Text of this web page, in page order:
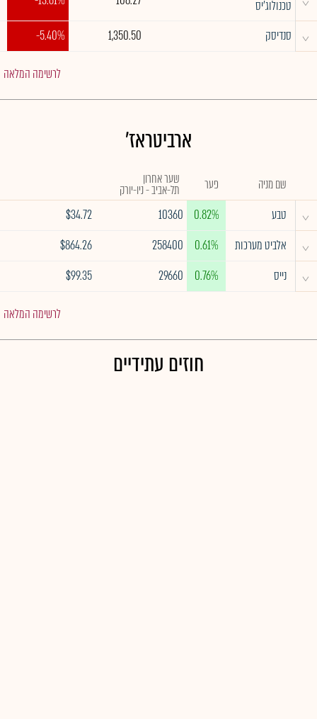
טכנולוג'יס
^ סנדיסק 1,350.50
-5.40%
לרשימה המלאה
ארביטראז'
שם מניה פער שער אחרון
תל-אביב - ניו-יורק
^ טבע 0.82%
10360
$34.72
^ אלביט מערכות 0.61%
258400
$864.26
^ נייס 0.76%
29660
$99.35
לרשימה המלאה
חוזים עתידיים